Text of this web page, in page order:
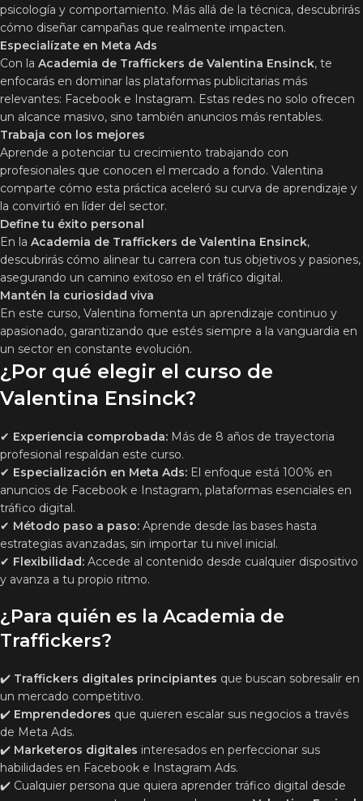
psicología y comportamiento. Más allá de la técnica, descubrirás
cómo diseñar campañas que realmente impacten.
Especialízate en Meta Ads
Con la Academia de Traffickers de Valentina Ensinck, te
enfocarás en dominar las plataformas publicitarias más
relevantes: Facebook e Instagram. Estas redes no solo ofrecen
un alcance masivo, sino también anuncios más rentables.
Trabaja con los mejores
Aprende a potenciar tu crecimiento trabajando con
profesionales que conocen el mercado a fondo. Valentina
comparte cómo esta práctica aceleró su curva de aprendizaje y
la convirtió en líder del sector.
Define tu éxito personal
En la Academia de Traffickers de Valentina Ensinck,
descubrirás cómo alinear tu carrera con tus objetivos y pasiones,
asegurando un camino exitoso en el tráfico digital.
Mantén la curiosidad viva
En este curso, Valentina fomenta un aprendizaje continuo y
apasionado, garantizando que estés siempre a la vanguardia en
un sector en constante evolución.
¿Por qué elegir el curso de
Valentina Ensinck?
✔ Experiencia comprobada: Más de 8 años de trayectoria
profesional respaldan este curso.
✔ Especialización en Meta Ads: El enfoque está 100% en
anuncios de Facebook e Instagram, plataformas esenciales en
tráfico digital.
✔ Método paso a paso: Aprende desde las bases hasta
estrategias avanzadas, sin importar tu nivel inicial.
✔ Flexibilidad: Accede al contenido desde cualquier dispositivo
y avanza a tu propio ritmo.
¿Para quién es la Academia de
Traffickers?
✔️ Traffickers digitales principiantes que buscan sobresalir en
un mercado competitivo.
✔️ Emprendedores que quieren escalar sus negocios a través
de Meta Ads.
✔️ Marketeros digitales interesados en perfeccionar sus
habilidades en Facebook e Instagram Ads.
✔️ Cualquier persona que quiera aprender tráfico digital desde